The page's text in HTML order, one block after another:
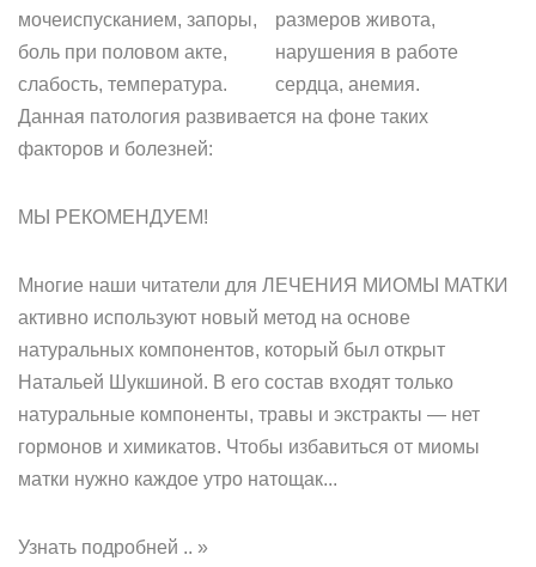
мочеиспусканием, запоры,
боль при половом акте,
слабость, температура.
размеров живота,
нарушения в работе
сердца, анемия.
Данная патология развивается на фоне таких
факторов и болезней:
МЫ РЕКОМЕНДУЕМ!
Многие наши читатели для ЛЕЧЕНИЯ МИОМЫ МАТКИ
активно используют новый метод на основе
натуральных компонентов, который был открыт
Натальей Шукшиной. В его состав входят только
натуральные компоненты, травы и экстракты — нет
гормонов и химикатов. Чтобы избавиться от миомы
матки нужно каждое утро натощак...
Узнать подробней .. »